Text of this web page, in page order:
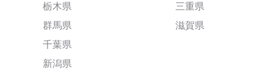
栃木県
群馬県
千葉県
新潟県
三重県
滋賀県